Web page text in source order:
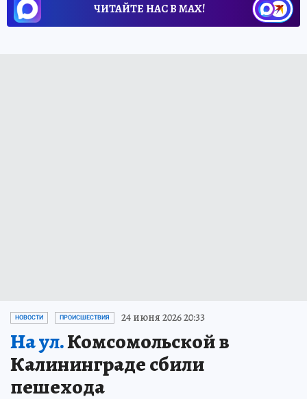
ЧИТАЙТЕ НАС В МАХ!
НОВОСТИ ПРОИСШЕСТВИЯ 24 июня 2026 20:33
На ул.Комсомольской в
Калининграде сбили
пешехода